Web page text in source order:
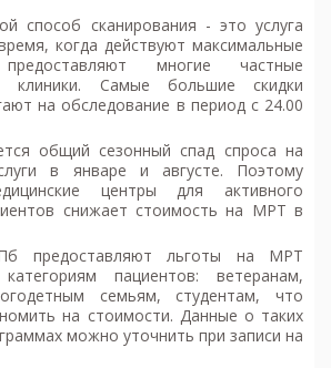
способ сканирования - это услуга
когда действуют максимальные
многие частные
клиники. Самые большие скидки
на обследование в период с 24.00
общий сезонный спад спроса на
в январе и августе. Поэтому
центры для активного
снижает стоимость на МРТ в
предоставляют льготы на МРТ
пациентов: ветеранам,
семьям, студентам, что
на стоимости. Данные о таких
можно уточнить при записи на